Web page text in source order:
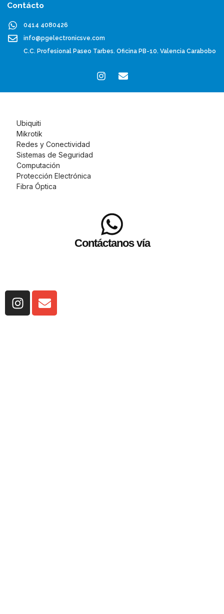
Contácto
0414 4080426
info@pgelectronicsve.com
C.C. Profesional Paseo Tarbes. Oficina PB-10. Valencia Carabobo
Ubiquiti
Mikrotik
Redes y Conectividad
Sistemas de Seguridad
Computación
Protección Electrónica
Fibra Óptica
Contáctanos vía